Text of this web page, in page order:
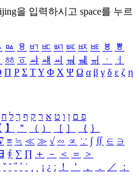
을 입력하시고 space를 누르
ㅰ ㅱ ㅲ ㅳ ㅴ ㅵ ㅶ ㅷ ㅸ
ㅹ
ㆅ ㆆ ㆇ ㆈ ㆉ ㆊ ㆋ ㆌ ㆍ
ㆎ
Π Ρ Σ ΤΥ Φ Χ Ψ Ω α β γ δ ε ζ η
פ ם ן ו ט א ר ק ף ך ל ח
】 ＂ （ ） ［ ］ ｛ ｝
≡ ≒ ≪ ≫ √ ∽ ∝ ∵ ∫ ∬ ∈ ∋
∮ ∑ ∏ ＋ － ＜ ＝
＞
ˇ ˘ ˝ ˚ ˙ ¸ ¡ ¿ ː ！ ＇ ， ． ／
：